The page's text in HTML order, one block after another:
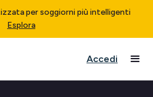
per soggiorni più intelligenti
Esplora
Accedi